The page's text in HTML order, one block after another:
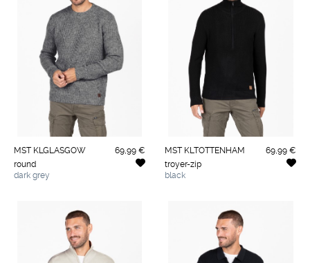
MST KLGLASGOW
round
dark grey
69,99 €
MST KLTOTTENHAM
troyer-zip
black
69,99 €